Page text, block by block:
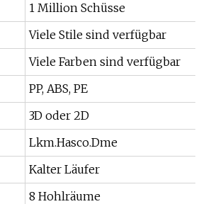
1 Million Schüsse
Viele Stile sind verfügbar
Viele Farben sind verfügbar
PP, ABS, PE
3D oder 2D
Lkm.Hasco.Dme
Kalter Läufer
8 Hohlräume